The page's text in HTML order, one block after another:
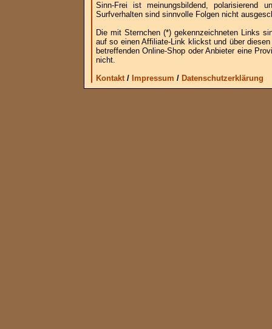
Sinn-Frei ist meinungsbildend, polarisierend
Surfverhalten sind sinnvolle Folgen nicht
Die mit Sternchen (*) gekennzeichneten Links
auf so einen Affiliate-Link klickst und über
betreffenden Online-Shop oder Anbieter eine
nicht.
Kontakt/ Impressum / Datenschutzerklärung